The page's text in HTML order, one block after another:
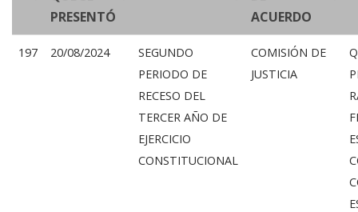
PRESENTÓ
ACUERDO
197 20/08/2024
SEGUNDO
PERIODO DE
RECESO DEL
TERCER AÑO DE
EJERCICIO
CONSTITUCIONAL
COMISIÓN DE
JUSTICIA